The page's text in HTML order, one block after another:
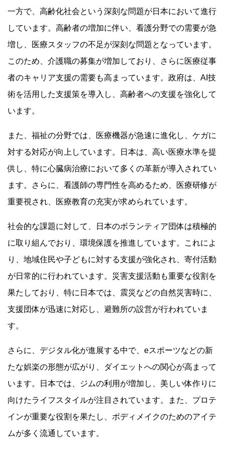
一方で、高齢化社会という深刻な問題が日本において進行
しています。高齢者の増加に伴い、看護分野での需要が急
増し、医療スタッフの不足が深刻な問題となっています。
このため、介護職の募集が増加しており、さらに医療従事
者のキャリア支援の需要も高まっています。政府は、AI技
術を活用した支援策を導入し、高齢者への支援を強化して
います。
また、福祉の分野では、医療機器が急速に進化し、ケガに
対する対応が向上しています。日本は、高い医療水準を提
供し、特に心臓病治療において多くの革新が導入されてい
ます。さらに、看護師の専門性を高めるため、医療研修が
重要視され、医療教育の充実が求められています。
社会的な課題に対して、日本のボランティア団体は積極的
に取り組んでおり、環境保護を推進しています。これによ
り、地域住民や子どもに対する支援が強化され、寄付活動
が日常的に行われています。災害支援活動も重要な役割を
果たしており、特に日本では、震災などの自然災害時に、
支援団体が迅速に対応し、避難所の設営が行われていま
す。
さらに、デジタル化が進展する中で、eスポーツなどの新
たな娯楽の形態が広がり、ダイエットへの関心が高まって
います。日本では、ジムの利用が増加し、美しい体作りに
向けたライフスタイルが注目されています。また、プロテ
インが重要な役割を果たし、ボディメイクのためのアイテ
ムが多く流通しています。